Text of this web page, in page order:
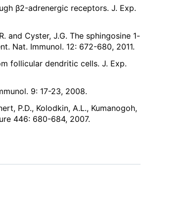
β2-adrenergic receptors. J. Exp.
and Cyster, J.G. The sphingosine 1-
Nat. Immunol. 12: 672-680, 2011.
follicular dendritic cells. J. Exp.
9: 17-23, 2008.
P.D., Kolodkin, A.L., Kumanogoh,
446: 680-684, 2007.